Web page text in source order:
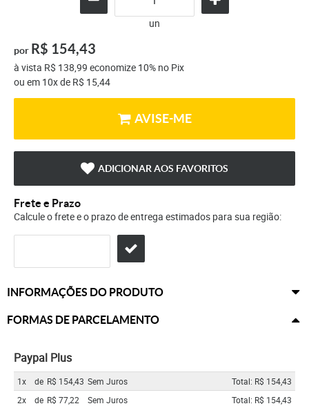
un
por R$ 154,43
à vista R$ 138,99 economize 10% no Pix
ou em 10xde R$ 15,44
AVISE-ME
ADICIONAR AOS FAVORITOS
Frete e Prazo
Calcule o frete e o prazo de entrega estimados para sua região:
INFORMAÇÕES DO PRODUTO
FORMAS DE PARCELAMENTO
Paypal Plus
1x de R$ 154,43 Sem Juros
Total: R$ 154,43
2x
de R$ 77,22 Sem Juros
Total: R$ 154,43